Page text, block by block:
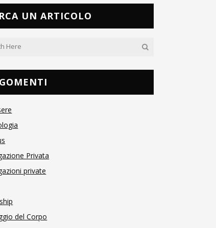
UN ARTICOLO
Privata
private
del Corpo